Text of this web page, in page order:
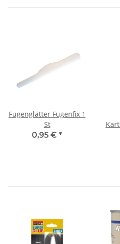
Fugenglätter Fugenfix 1
St
0,95 € *